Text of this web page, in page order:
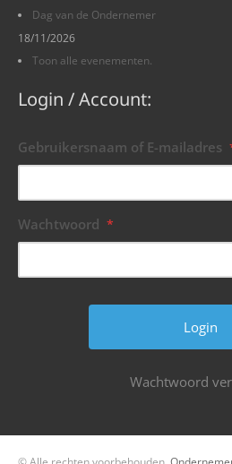
Dag van de Ondernemer
18/11/2026
Toon alle evenementen.
Login / Account:
Gebruikersnaam of E-mailadres
Wachtwoord *
Wachtwoord
© Alle rechten voorbehouden.